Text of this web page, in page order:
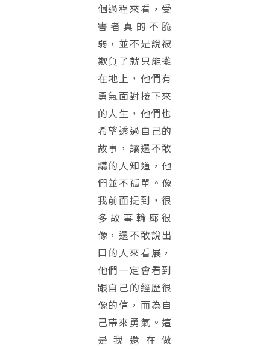
個過程來看，受
害者真的不脆
弱，並不是說被
欺負了就只能攤
在地上，他們有
勇氣面對接下來
的人生，他們也
希望透過自己的
故事，讓還不敢
講的人知道，他
們並不孤單。像
我前面提到，很
多故事輪廓很
像，還不敢說出
口的人來看展，
他們一定會看到
跟自己的經歷很
像的信，而為自
己帶來勇氣。這
是我還在做